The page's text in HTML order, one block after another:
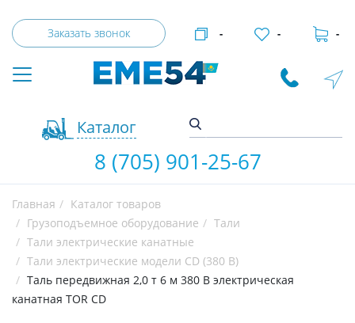
Заказать звонок
Каталог
- - -
8 (705) 901-25-67
Главная
Каталог товаров
Грузоподъемное оборудование
Тали
Тали электрические канатные
Тали электрические модели CD (380 В)
Таль передвижная 2,0 т 6 м 380 В электрическая
канатная TOR CD